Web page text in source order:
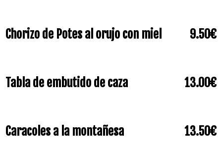
Chorizo de Potes al orujo con miel 9.50€
Tabla de embutido de caza 13.00€
Caracoles a la montañesa 13.50€